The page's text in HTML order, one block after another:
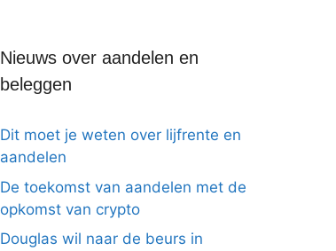
Nieuws over aandelen en
beleggen
Dit moet je weten over lijfrente en
aandelen
De toekomst van aandelen met de
opkomst van crypto
Douglas wil naar de beurs in